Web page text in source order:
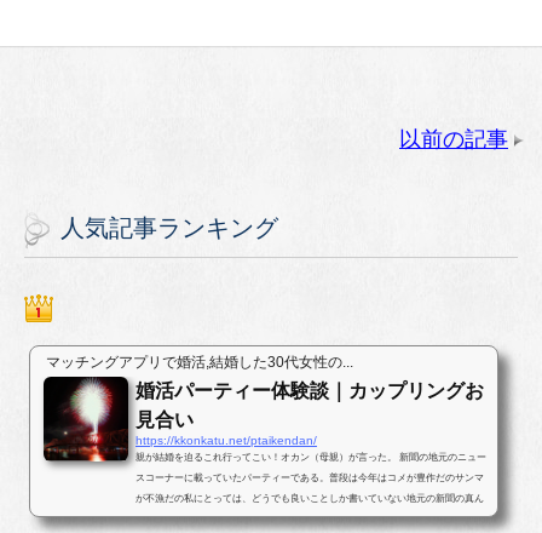
以前の記事
人気記事ランキング
マッチングアプリで婚活,結婚した30代女性の...
婚活パーティー体験談｜カップリングお
見合い
https://kkonkatu.net/ptaikendan/
親が結婚を迫るこれ行ってこい！オカン（母親）が言った。 新聞の地元のニュー
スコーナーに載っていたパーティーである。普段は今年はコメが豊作だのサンマ
が不漁だの私にとっては、どうでも良いことしか書いていない地元の新聞の真ん
中ほどのページに婚活パー...